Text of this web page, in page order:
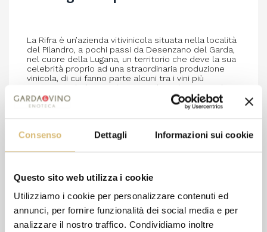
Consenso Dettagli Informazioni sui cookie
Questo sito web utilizza i cookie
Utilizziamo i cookie per personalizzare contenuti ed
annunci, per fornire funzionalità dei social media e per
analizzare il nostro traffico. Condividiamo inoltre
La Rifra è un’azienda vitivinicola situata nella località
del Pilandro, a pochi passi da Desenzano del Garda,
nel cuore della Lugana, un territorio che deve la sua
celebrità proprio ad una straordinaria produzione
vinicola, di cui fanno parte alcuni tra i vini più
apprezzati dagli intenditori. I vini bianchi Lugana di
Desenzano del Garda prodotti da La Rifra sono tutti
ottenuti dal vitigno Trebbiano di Soave (noto anche
Il Lugana Libiam è un vino bianco che si presenta di
note di frutta a polpa bianca. Sapido, dotato di
buona acidità e struttura, è morbido e delicato
all'assaggio. Ottimo come aperitivo, con antipasti,